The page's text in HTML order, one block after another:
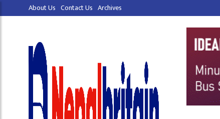
About Us Contact Us Archives